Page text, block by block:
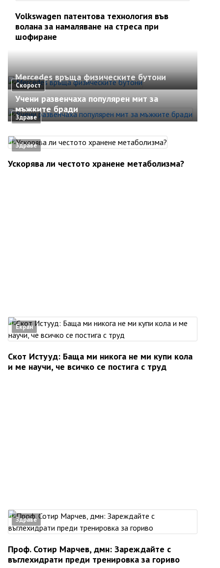
Volkswagen патентова технология във
волана за намаляване на стреса при
шофиране
Скорост
Mercedes връща физическите бутони
Здраве
Учени развенчаха популярен мит за
мъжките бради
Здраве
Ускорява ли честото хранене метаболизма?
Екран
Скот Истууд: Баща ми никога не ми купи кола
и ме научи, че всичко се постига с труд
Здраве
Проф. Сотир Марчев, дмн: Зареждайте с
въглехидрати преди тренировка за гориво